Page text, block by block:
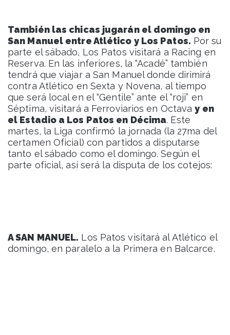
También las chicas jugarán el domingo en
San Manuel entre Atlético y Los Patos. Por su
parte el sábado, Los Patos visitará a Racing en
Reserva. En las inferiores, la “Acadé” también
tendrá que viajar a San Manuel donde dirimirá
contra Atlético en Sexta y Novena, al tiempo
que será local en el “Gentile” ante el “roji” en
Séptima, visitará a Ferroviarios en Octavay en
el Estadio a Los Patos en Décima. Este
martes, la Liga confirmó la jornada (la 27ma del
certamen Oficial) con partidos a disputarse
tanto el sábado como el domingo. Según el
parte oficial, así será la disputa de los cotejos:
A SAN MANUEL. Los Patos visitará al Atlético el
domingo, en paralelo a la Primera en Balcarce.